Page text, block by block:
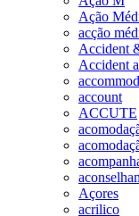
Ação
acção
Accident
Accident
account
ACCUTE
Açores
acrilico